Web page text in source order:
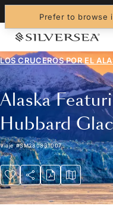
Prefer to browse
LOS CRUCEROS POR EL
Alaska
Hubbard
Viaje#SM280831007